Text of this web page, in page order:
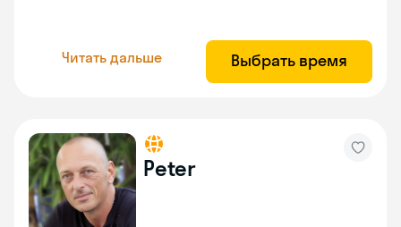
Читать дальше Выбрать время
Peter